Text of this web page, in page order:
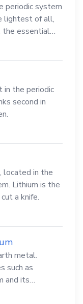
periodic system
lightest of all,
the essential
in the periodic
second in
located in the
Lithium is the
a knife.
metal.
such as
and its